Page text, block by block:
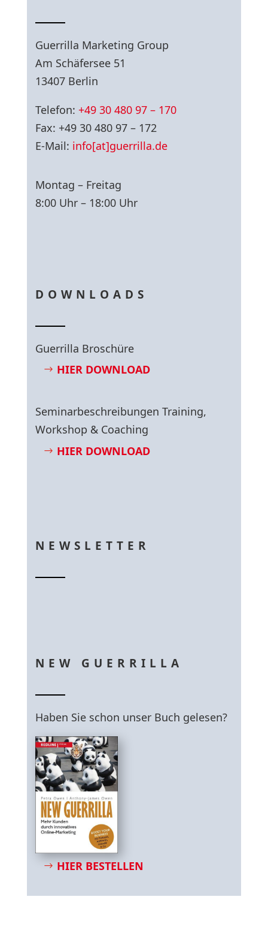
Guerrilla Marketing Group
Am Schäfersee 51
13407 Berlin
Telefon: +49 30 480 97 – 170
Fax: +49 30 480 97 – 172
E-Mail: info[at]guerrilla.de
Montag – Freitag
8:00 Uhr – 18:00 Uhr
DOWNLOADS
Guerrilla Broschüre
HIER DOWNLOAD
Seminarbeschreibungen Training,
Workshop & Coaching
HIER DOWNLOAD
NEWSLETTER
NEW GUERRILLA
Haben Sie schon unser Buch gelesen?
HIER BESTELLEN